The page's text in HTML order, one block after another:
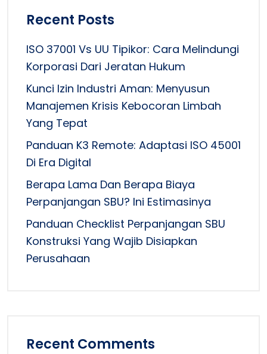
Recent Posts
ISO 37001 Vs UU Tipikor: Cara Melindungi
Korporasi Dari Jeratan Hukum
Kunci Izin Industri Aman: Menyusun
Manajemen Krisis Kebocoran Limbah
Yang Tepat
Panduan K3 Remote: Adaptasi ISO 45001
Di Era Digital
Berapa Lama Dan Berapa Biaya
Perpanjangan SBU? Ini Estimasinya
Panduan Checklist Perpanjangan SBU
Konstruksi Yang Wajib Disiapkan
Perusahaan
Recent Comments